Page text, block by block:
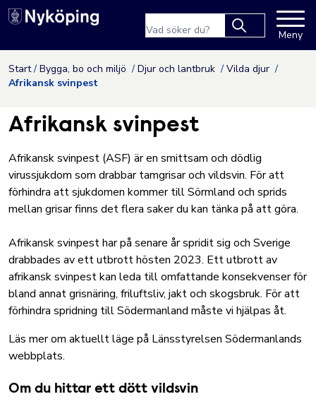
Hoppa till innehåll
Nyköpings kommuns
results.
Meny
Start Bygga, bo och miljö Djur och lantbruk
Vilda djur
Afrikansk svinpest
Afrikansk svinpest
Afrikansk svinpest (ASF) är en smittsam och dödlig
virussjukdom som drabbar tamgrisar och vildsvin. För att
förhindra att sjukdomen kommer till Sörmland och sprids
mellan grisar finns det flera saker du kan tänka på att göra.
Afrikansk svinpest har på senare år spridit sig och Sverige
drabbades av ett utbrott hösten 2023. Ett utbrott av
afrikansk svinpest kan leda till omfattande konsekvenser för
bland annat grisnäring, friluftsliv, jakt och skogsbruk. För att
förhindra spridning till Södermanland måste vi hjälpas åt.
Läs mer om aktuellt läge på Länsstyrelsen Södermanlands
webbplats.
Om du hittar ett dött vildsvin